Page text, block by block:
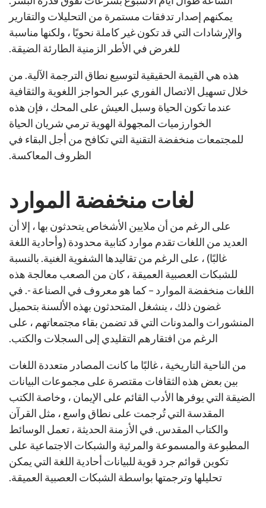
يمكنهم إصدار تدفقات مستمرة من التحليلات والتقارير
والإرشادات التي قد تكون غير كاملة نحويًا ، ولكنها مناسبة
للغرض في الأطر الزمنية الطارئة الضيقة.
هذه هي القيمة الحقيقية لتوسيع نطاق الترجمة الآلية. من
خلال تسهيل الاتصال الفوري عبر الحواجز اللغوية والثقافية
عندما تكون الحياة وسبل العيش على المحك ، فإن هذه
الخوارزميات المجهولة الهوية ترمي شريان الحياة
للمجتمعات منخفضة التقنية التي تكافح من أجل البقاء في
الظروف المعاكسة.
لغات منخفضة الموارد
على الرغم من أن ملايين الأشخاص يتحدثون بها ، إلا أن
العديد من اللغات تقدم موارد كتابية محدودة (وأحادية اللغة
غالبًا) ، على الرغم من تقاليدها الشفوية الغنية. بالنسبة
للشبكات العصبية العميقة ، كان من الصعب معالجة هذه
اللغات منخفضة الموارد – كما هو معروف في الصناعة -. في
غضون ذلك ، ينشغل المتحدثون بهذه الألسنة بتحميل
المنشورات والمدونات التي قد تضمن بقاء مجتمعاتهم ، على
الرغم من افتقارهم التقليدي إلى السجلات والكتب.
من الناحية التاريخية ، غالبًا ما كانت المصادر متعددة اللغات
بين بعض هذه الثقافات مقتصرة على مجموعات البيانات
الضيقة التي يوفرها الأدب القائم على الإيمان ، وخاصة الكتب
المقدسة التي تُرجمت على نطاق واسع ، مثل القرآن
والكتاب المقدس. في الأزمنة الحديثة ، تعمل الوسائط
المطبوعة والمسموعة والمرئية والشبكات الاجتماعية على
تكوين قوائم جرد قوية للبيانات أحادية اللغة التي يمكن
تحليلها وترجمتها بواسطة الشبكات العصبية العميقة.